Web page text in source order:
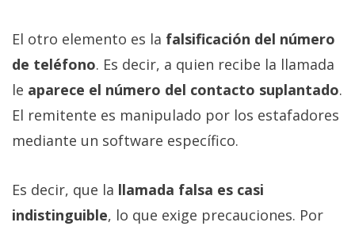
El otro elemento es la falsificación del número
de teléfono. Es decir, a quien recibe la llamada
le aparece el número del contacto suplantado.
El remitente es manipulado por los estafadores
mediante un software específico.
Es decir, que la llamada falsa es casi
indistinguible, lo que exige precauciones. Por